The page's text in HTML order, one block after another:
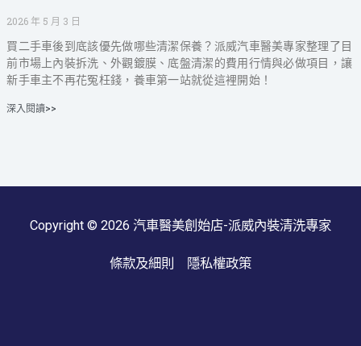
2026 年 5 月 3 日
買二手車後到底該優先做哪些清潔保養？派威汽車醫美專家整理了目
前市場上內裝拆洗、外觀鍍膜、底盤清潔的費用行情與必做項目，讓
新手車主不再花冤枉錢，養車第一站就從這裡開始！
深入閱讀>>
Copyright © 2026 汽車醫美創始店-派威內裝清洗專家
條款及細則 隱私權政策